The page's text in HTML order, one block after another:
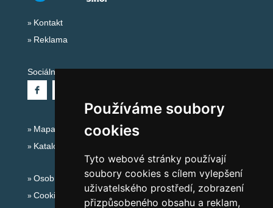
Používáme soubory
cookies
Tyto webové stránky používají
soubory cookies s cílem vylepšení
uživatelského prostředí, zobrazení
přizpůsobeného obsahu a reklam,
Kontakt
Reklama
Sociální sítě:
Mapa serveru Alpy - Rakousko
Katalog ubytování
Osobní údaje
Cookies